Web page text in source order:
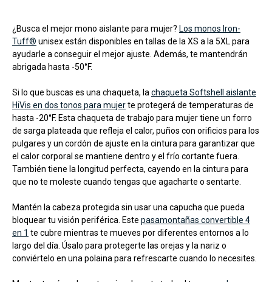
¿Busca el mejor mono aislante para mujer? Los monos Iron-
Tuff® unisex están disponibles en tallas de la XS a la 5XL para
ayudarle a conseguir el mejor ajuste. Además, te mantendrán
abrigada hasta -50°F.
Si lo que buscas es una chaqueta, lachaqueta Softshell aislante
HiVis en dos tonos para mujerte protegerá de temperaturas de
hasta -20°F. Esta chaqueta de trabajo para mujer tiene un forro
de sarga plateada que refleja el calor, puños con orificios para los
pulgares y un cordón de ajuste en la cintura para garantizar que
el calor corporal se mantiene dentro y el frío cortante fuera.
También tiene la longitud perfecta, cayendo en la cintura para
que no te moleste cuando tengas que agacharte o sentarte.
Mantén la cabeza protegida sin usar una capucha que pueda
bloquear tu visión periférica. Este pasamontañas convertible 4
en 1 te cubre mientras te mueves por diferentes entornos a lo
largo del día. Úsalo para protegerte las orejas y la nariz o
conviértelo en una polaina para refrescarte cuando lo necesites.